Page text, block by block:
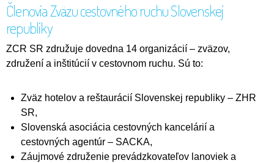
Členovia Zväzu cestovného ruchu Slovenskej
republiky
ZCR SR združuje dovedna 14 organizácií – zväzov,
združení a inštitúcií v cestovnom ruchu. Sú to:
Zväz hotelov a reštaurácií Slovenskej republiky – ZHR
SR,
Slovenská asociácia cestovných kancelárií a
cestovných agentúr – SACKA,
Záujmové združenie prevádzkovateľov lanoviek a